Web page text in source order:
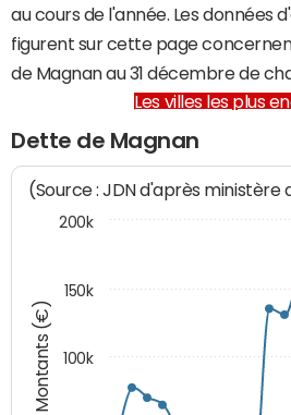
au cours de l'année. Les données
figurent sur cette page
de Magnan au 31 décembre de
Les villes les plus
Dette de Magnan
Montants (€)
(Source : JDN d'après ministère
100k
150k
200k